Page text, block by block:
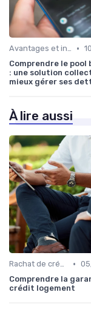
Avantages et inconvénients •
Comprendre le pool
: une solution
mieux gérer ses
À lire aussi
Rachat de crédit immobilier •
Comprendre la
crédit logement